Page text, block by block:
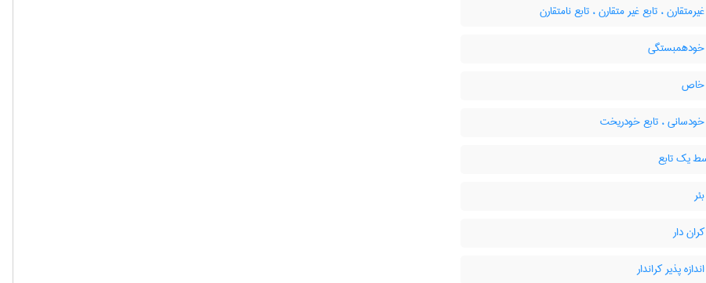
، تابع غیر متقارن ، تابع نامتقارن
خودهمبستگی
خاص
، تابع خودریخت
یک تابع
دار
پذیر کراندار